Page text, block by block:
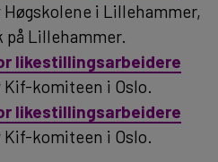
Høgskolene i Lillehammer,
på Lillehammer.
likestillingsarbeidere
Kif-komiteen i Oslo.
likestillingsarbeidere
Kif-komiteen i Oslo.